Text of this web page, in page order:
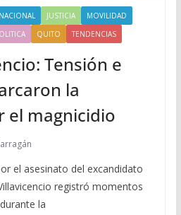
JUSTICIA
MOVILIDAD
QUITO TENDENCIAS
Tensión e
la
el magnicidio
el asesinato del excandidato
registró momentos
la